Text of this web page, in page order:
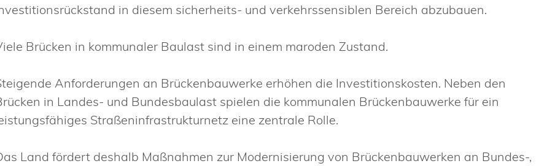
in diesem sicherheits- und verkehrssensiblen Bereich abzubauen.
Brücken in kommunaler Baulast sind in einem maroden Zustand.
Anforderungen an Brückenbauwerke erhöhen die Investitionskosten. Neben den
in Landes- und Bundesbaulast spielen die kommunalen Brückenbauwerke für ein
Straßeninfrastrukturnetz eine zentrale Rolle.
Land fördert deshalb Maßnahmen zur Modernisierung von Brückenbauwerken an Bundes-,